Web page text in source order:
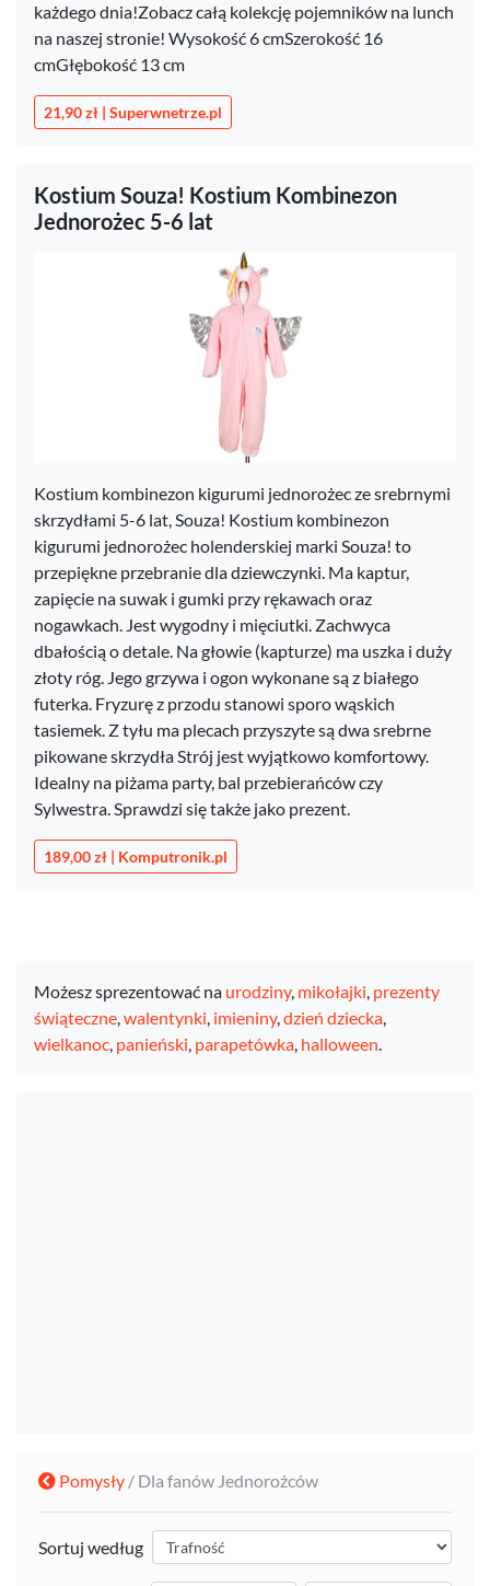
każdego dnia!Zobacz całą kolekcję pojemników na lunch
na naszej stronie! Wysokość 6 cmSzerokość 16
cmGłębokość 13 cm
21,90 zł | Superwnetrze.pl
Kostium Souza! Kostium Kombinezon
Jednorożec 5-6 lat
Kostium kombinezon kigurumi jednorożec ze srebrnymi
skrzydłami 5-6 lat, Souza! Kostium kombinezon
kigurumi jednorożec holenderskiej marki Souza! to
przepiękne przebranie dla dziewczynki. Ma kaptur,
zapięcie na suwak i gumki przy rękawach oraz
nogawkach. Jest wygodny i mięciutki. Zachwyca
dbałością o detale. Na głowie (kapturze) ma uszka i duży
złoty róg. Jego grzywa i ogon wykonane są z białego
futerka. Fryzurę z przodu stanowi sporo wąskich
tasiemek. Z tyłu ma plecach przyszyte są dwa srebrne
pikowane skrzydła Strój jest wyjątkowo komfortowy.
Idealny na piżama party, bal przebierańców czy
Sylwestra. Sprawdzi się także jako prezent.
189,00 zł | Komputronik.pl
Możesz sprezentować na urodziny, mikołajki, prezenty
świąteczne,walentynki, imieniny,dzień dziecka,
wielkanoc, panieński, parapetówka, halloween.
Pomysły / Dla fanów Jednorożców
Sortuj według